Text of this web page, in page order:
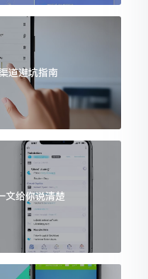
道避坑指南
文给你说清楚